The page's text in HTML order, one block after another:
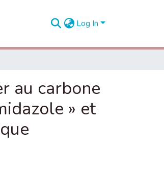
Log In
au carbone
» et